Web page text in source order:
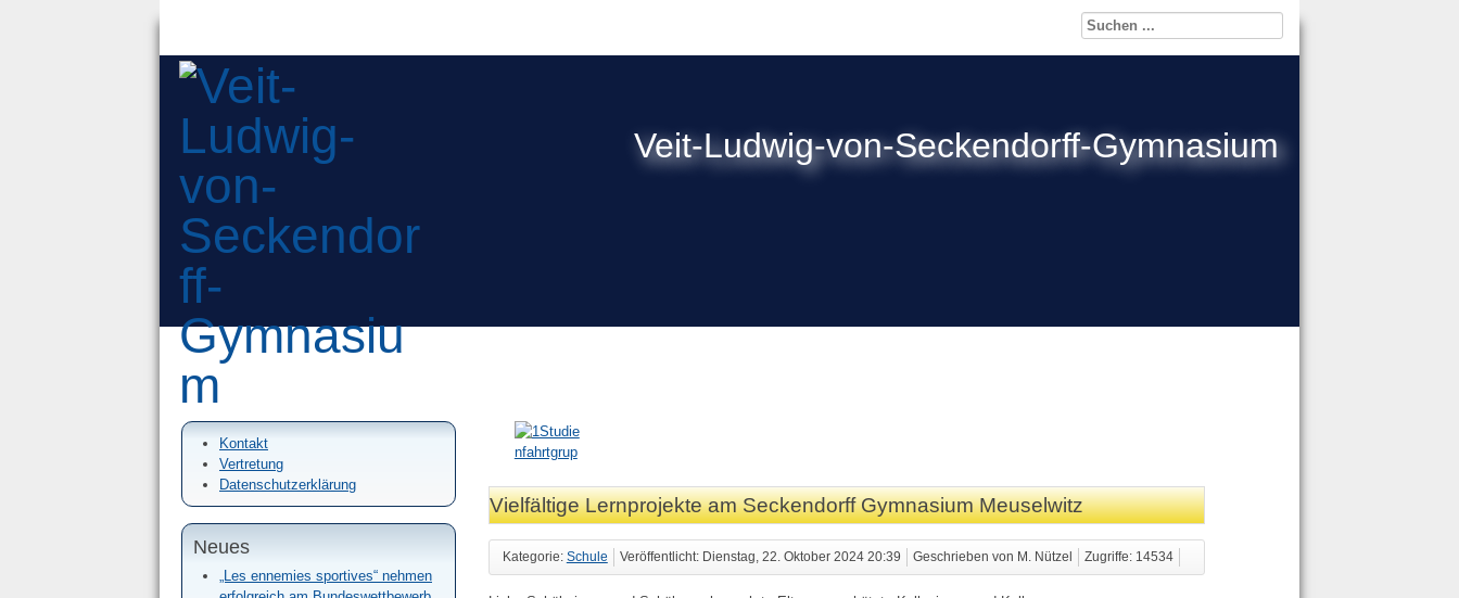
Veit-Ludwig-von-Seckendorff-Gymnasium
Kontakt
Vertretung
Datenschutzerklärung
Neues
„Les ennemies sportives“ nehmen
Vielfältige Lernprojekte am Seckendorff Gymnasium Meuselwitz
Kategorie: Schule Veröffentlicht: Dienstag, 22. Oktober 2024 20:39 Geschrieben von M. Nützel Zugriffe: 14534